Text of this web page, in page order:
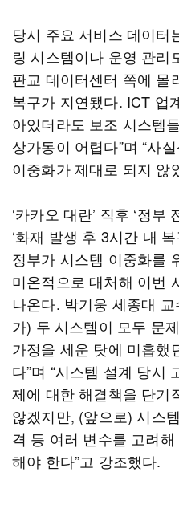
당시 주요 서비스 데이터
링 시스템이나 운영 관리
판교 데이터센터 쪽에 몰
복구가 지연됐다. ICT 업
아있더라도 보조 시스템
상가동이 어렵다”며 “사
이중화가 제대로 되지 않
‘카카오 대란’ 직후 ‘정부
‘화재 발생 후 3시간 내
정부가 시스템 이중화를
미온적으로 대처해 이번
나온다. 박기웅 세종대
가) 두 시스템이 모두 문
가정을 세운 탓에 미흡했
다”며 “시스템 설계 당시
제에 대한 해결책을 단기
않겠지만, (앞으로) 시스
격 등 여러 변수를 고려
해야 한다”고 강조했다.